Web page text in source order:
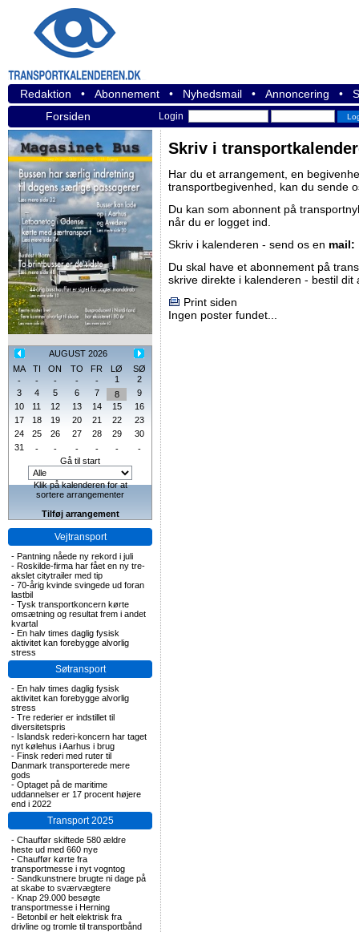
Redaktion • Abonnement • Nyhedsmail • Annoncering •
Forsiden
Login
AUGUST 2026
MA
TI ON TO FR LØ
SØ
-
- - - - 1
2
3
4 5 6 7 8
9
10
11 12 13 14 15
16
17
18 19 20 21 22
23
24
25 26 27 28 29
30
31
- - - - -
-
Gå til start
Klik på kalenderen for at
sortere arrangementer
Tilføj arrangement
Vejtransport
- Pantning nåede ny rekord i juli
- Roskilde-firma har fået en ny tre-
akslet citytrailer med tip
- 70-årig kvinde svingede ud foran
lastbil
- Tysk transportkoncern kørte
omsætning og resultat frem i andet
kvartal
- En halv times daglig fysisk
aktivitet kan forebygge alvorlig
stress
Søtransport
- En halv times daglig fysisk
aktivitet kan forebygge alvorlig
stress
- Tre rederier er indstillet til
diversitetspris
- Islandsk rederi-koncern har taget
nyt kølehus i Aarhus i brug
- Finsk rederi med ruter til
Danmark transporterede mere
gods
- Optaget på de maritime
uddannelser er 17 procent højere
end i 2022
Transport 2025
- Chauffør skiftede 580 ældre
heste ud med 660 nye
- Chauffør kørte fra
transportmesse i nyt vogntog
- Sandkunstnere brugte ni dage på
at skabe to sværvægtere
- Knap 29.000 besøgte
transportmesse i Herning
- Betonbil er helt elektrisk fra
drivline og tromle til transportbånd
Skriv i
Har du et arrangement, en
transportbegivenhed, kan du sende
Du kan som abonnent på
når du er logget ind.
Skriv i kalenderen - send os en mail:
Du skal have et abonnement på
skrive direkte i kalenderen - bestil dit
Print siden
Ingen poster fundet...